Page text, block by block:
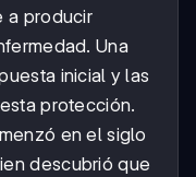
a producir
Una
inicial y las
protección.
en el siglo
descubrió que